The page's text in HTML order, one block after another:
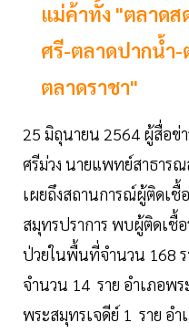
แม่ค้าทั้ง "ตลาด
ศรี-ตลาดปากน้ำ-
ตลาดราชา"
25 มิถุนายน 2564 ผู้สื่อข่
ศรีม่วง นายแพทย์สาธาร
เผยถึงสถานการณ์ผู้ติดเชื้
สมุทรปราการ พบผู้ติดเชื้
ป่วยในพื้นที่จำนวน 168 ร
จำนวน 14 ราย อำเภอพ
พระสมุทรเจดีย์ 1 ราย อำ